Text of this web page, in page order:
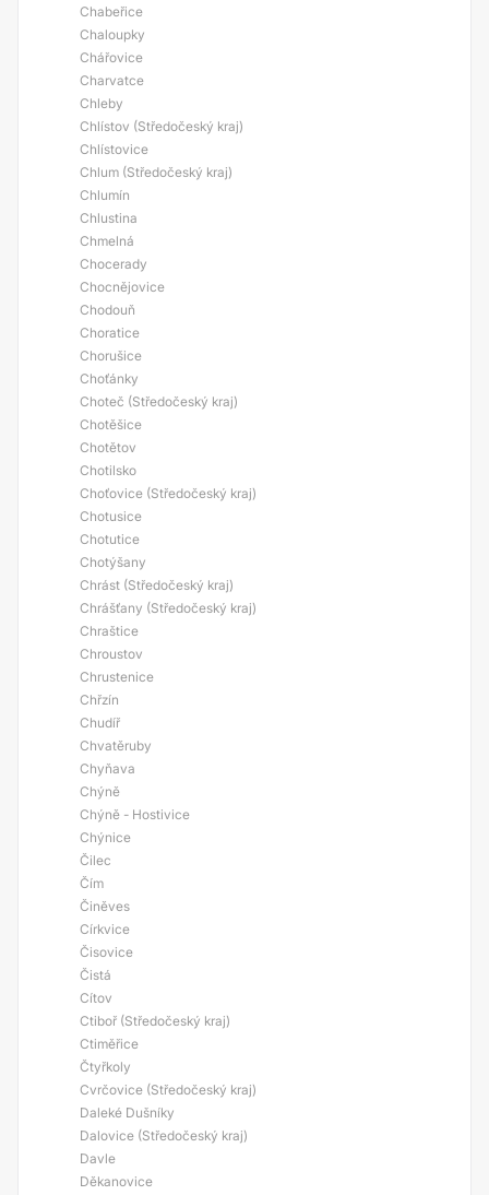
Chabeřice
Chaloupky
Chářovice
Charvatce
Chleby
Chlístov (Středočeský kraj)
Chlístovice
Chlum (Středočeský kraj)
Chlumín
Chlustina
Chmelná
Chocerady
Chocnějovice
Chodouň
Choratice
Chorušice
Choťánky
Choteč (Středočeský kraj)
Chotěšice
Chotětov
Chotilsko
Choťovice (Středočeský kraj)
Chotusice
Chotutice
Chotýšany
Chrást (Středočeský kraj)
Chrášťany (Středočeský kraj)
Chraštice
Chroustov
Chrustenice
Chřzín
Chudíř
Chvatěruby
Chyňava
Chýně
Chýně - Hostivice
Chýnice
Čilec
Čím
Činěves
Církvice
Čisovice
Čistá
Cítov
Ctiboř (Středočeský kraj)
Ctiměřice
Čtyřkoly
Cvrčovice (Středočeský kraj)
Daleké Dušníky
Dalovice (Středočeský kraj)
Davle
Děkanovice